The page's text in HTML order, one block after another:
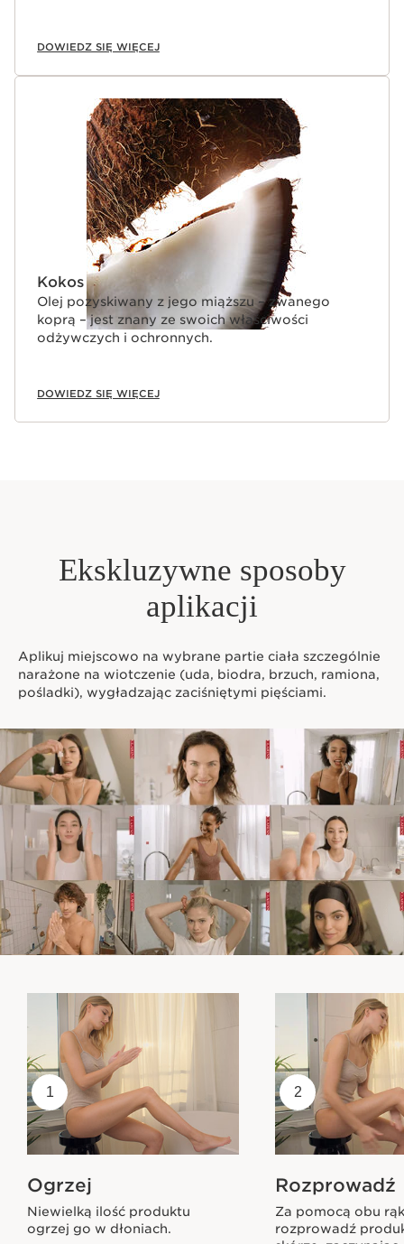
DOWIEDZ SIĘ WIĘCEJ
Kokos
Olej pozyskiwany z jego miąższu – zwanego
koprą – jest znany ze swoich właściwości
odżywczych i ochronnych.
DOWIEDZ SIĘ WIĘCEJ
Ekskluzywne sposoby
aplikacji
Aplikuj miejscowo na wybrane partie ciała szczególnie
narażone na wiotczenie (uda, biodra, brzuch, ramiona,
pośladki), wygładzając zaciśniętymi pięściami.
1
Ogrzej
Niewielką ilość produktu
ogrzej go w dłoniach.
2
Rozprowadź
Za pomocą obu
rozprowadź